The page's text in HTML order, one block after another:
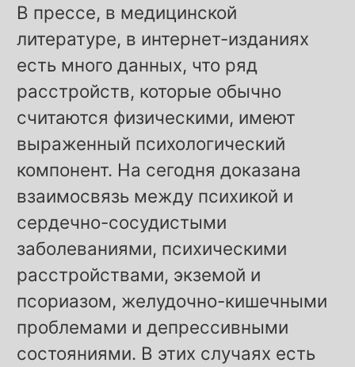
В прессе, в медицинской
литературе, в интернет-изданиях
есть много данных, что ряд
расстройств, которые обычно
считаются физическими, имеют
выраженный психологический
компонент. На сегодня доказана
взаимосвязь между психикой и
сердечно-сосудистыми
заболеваниями, психическими
расстройствами, экземой и
псориазом, желудочно-кишечными
проблемами и депрессивными
состояниями. В этих случаях есть